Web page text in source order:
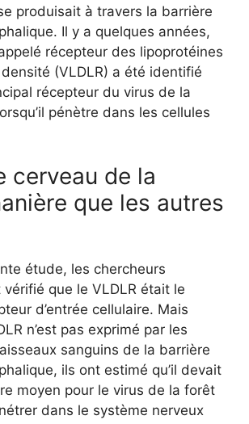
produisait à travers la barrière
Il y a quelques années,
récepteur des lipoprotéines
(VLDLR) a été identifié
récepteur du virus de la
pénètre dans les cellules
cerveau de la
que les autres
étude, les chercheurs
vérifié que le VLDLR était le
d’entrée cellulaire. Mais
n’est pas exprimé par les
sanguins de la barrière
ils ont estimé qu’il devait
moyen pour le virus de la forêt
dans le système nerveux